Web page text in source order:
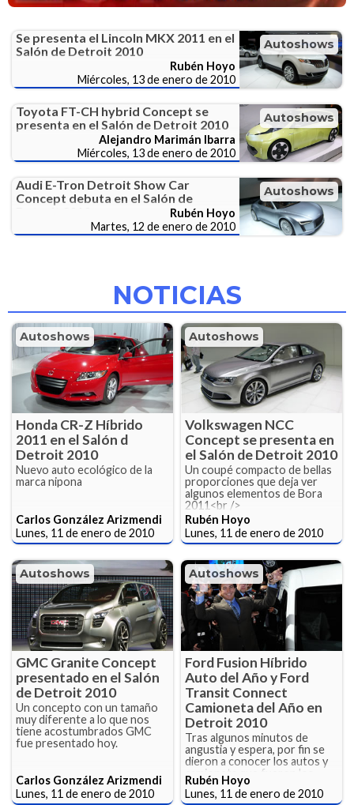
Autoshows
Se presenta el Lincoln MKX 2011 en el
Salón de Detroit 2010
Rubén Hoyo
Miércoles, 13 de enero de 2010
Autoshows
Toyota FT-CH hybrid Concept se
presenta en el Salón de Detroit 2010
Alejandro Marimán Ibarra
Miércoles, 13 de enero de 2010
Autoshows
Audi E-Tron Detroit Show Car
Concept debuta en el Salón de
Rubén Hoyo
Martes, 12 de enero de 2010
NOTICIAS
Autoshows
Honda CR-Z Híbrido
2011 en el Salón d
Detroit 2010
Nuevo auto ecológico de la
marca nipona
Carlos González Arizmendi
Lunes, 11 de enero de 2010
Autoshows
Volkswagen NCC
Concept se presenta en
el Salón de Detroit 2010
Un coupé compacto de bellas
proporciones que deja ver
algunos elementos de Bora
2011<br />
Rubén Hoyo
Lunes, 11 de enero de 2010
Autoshows
GMC Granite Concept
presentado en el Salón
de Detroit 2010
Un concepto con un tamaño
muy diferente a lo que nos
tiene acostumbrados GMC
fue presentado hoy.
Carlos González Arizmendi
Lunes, 11 de enero de 2010
Autoshows
Ford Fusion Híbrido
Auto del Año y Ford
Transit Connect
Camioneta del Año en
Detroit 2010
Tras algunos minutos de
angustia y espera, por fin se
dieron a conocer los autos y
camioneta que fueron los
elegidos por la prensa de los
Estados Unidos.
Rubén Hoyo
Lunes, 11 de enero de 2010